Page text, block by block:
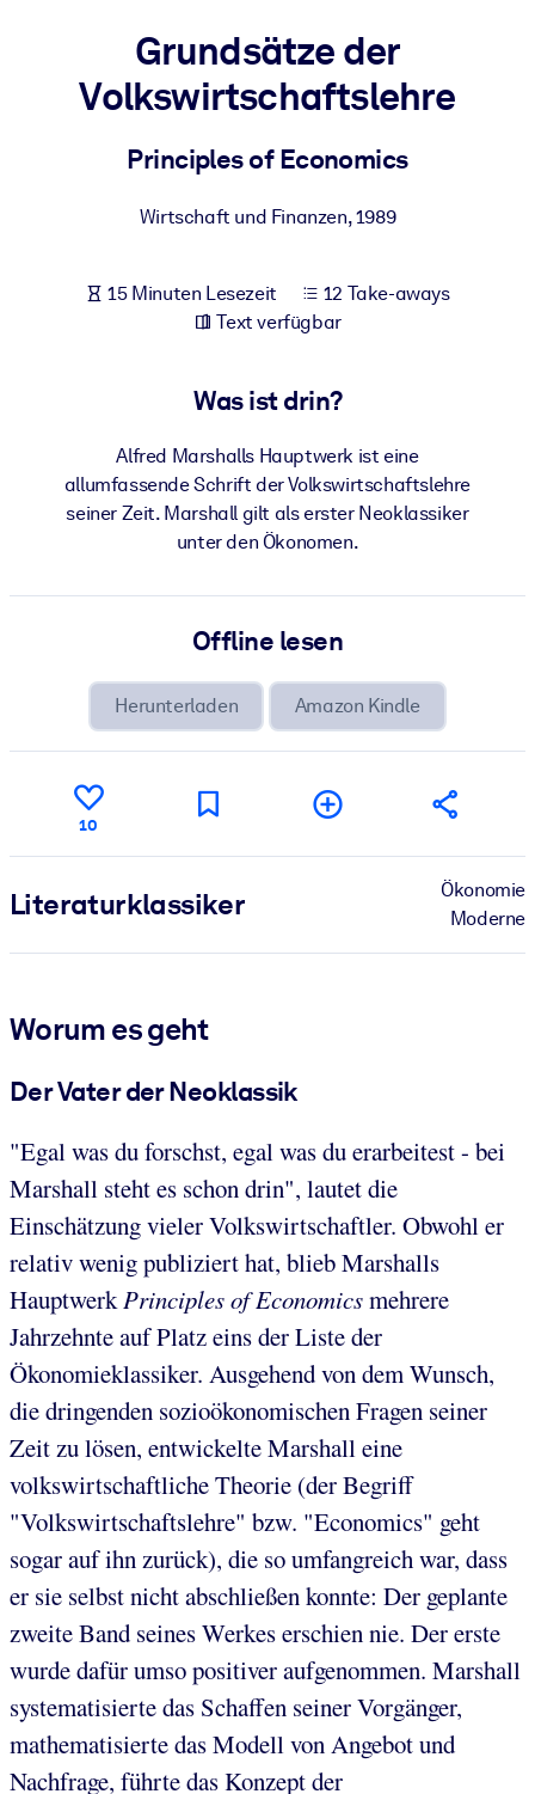
Bauen Sie eine gesunde und resiliente Belegschaft auf.
Für LMS/LXP
Bereichern Sie Ihre Unternehmensbibliothek mit
Ihrer KI-Systeme zu optimieren.
Grundsätze der
Volkswirtschaftslehre
Principles of Economics
Wirtschaft und Finanzen,1989
15 Minuten Lesezeit
12 Take-aways
Text verfügbar
Was ist drin?
Alfred Marshalls Hauptwerk ist eine
allumfassende Schrift der Volkswirtschaftslehre
seiner Zeit. Marshall gilt als erster Neoklassiker
unter den Ökonomen.
Offline lesen
Herunterladen Amazon Kindle
10
Literatur­klassiker
Ökonomie
Moderne
Worum es geht
Der Vater der Neoklassik
"Egal was du forschst, egal was du erarbeitest - bei
Marshall steht es schon drin", lautet die
Einschätzung vieler Volkswirtschaftler. Obwohl er
relativ wenig publiziert hat, blieb Marshalls
HauptwerkPrinciples of Economicsmehrere
Jahrzehnte auf Platz eins der Liste der
Ökonomieklassiker. Ausgehend von dem Wunsch,
die dringenden sozioökonomischen Fragen seiner
Zeit zu lösen, entwickelte Marshall eine
volkswirtschaftliche Theorie (der Begriff
"Volkswirtschaftslehre" bzw. "Economics" geht
sogar auf ihn zurück), die so umfangreich war, dass
er sie selbst nicht abschließen konnte: Der geplante
zweite Band seines Werkes erschien nie. Der erste
wurde dafür umso positiver aufgenommen. Marshall
systematisierte das Schaffen seiner Vorgänger,
mathematisierte das Modell von Angebot und
Nachfrage, führte das Konzept der